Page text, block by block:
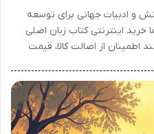
و ادبیات جهانی برای توسعه
خرید اینترنتی کتاب زبان اصلی
اطمینان از اصالت کالا، قیمت